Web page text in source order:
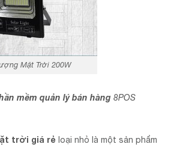
Mặt Trời 200W
mềm quản lý bán hàng 8POS
trời giá rẻ loại nhỏ là một sản phẩm